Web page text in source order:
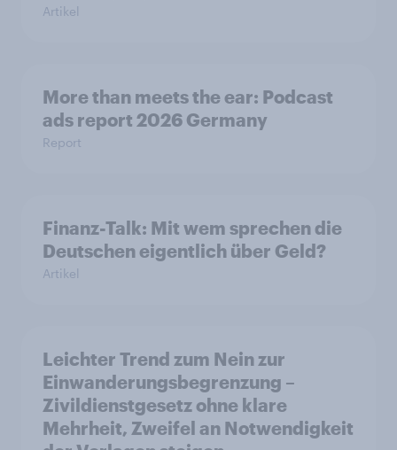
Artikel
More than meets the ear: Podcast
ads report 2026 Germany
Report
Finanz-Talk: Mit wem sprechen die
Deutschen eigentlich über Geld?
Artikel
Leichter Trend zum Nein zur
Einwanderungsbegrenzung –
Zivildienstgesetz ohne klare
Mehrheit, Zweifel an Notwendigkeit